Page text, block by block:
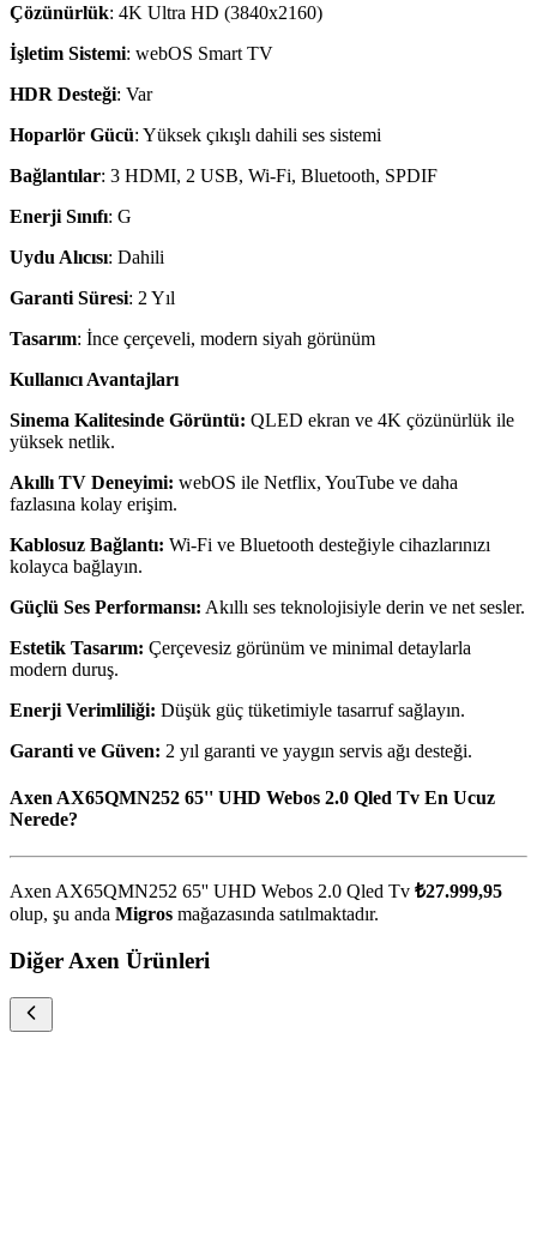
Çözünürlük: 4K Ultra HD (3840x2160)
İşletim Sistemi: webOS Smart TV
HDR Desteği: Var
Hoparlör Gücü: Yüksek çıkışlı dahili ses sistemi
Bağlantılar: 3 HDMI, 2 USB, Wi-Fi, Bluetooth, SPDIF
Enerji Sınıfı: G
Uydu Alıcısı: Dahili
Garanti Süresi: 2 Yıl
Tasarım: İnce çerçeveli, modern siyah görünüm
Kullanıcı Avantajları
Sinema Kalitesinde Görüntü: QLED ekran ve 4K çözünürlük ile
yüksek netlik.
Akıllı TV Deneyimi: webOS ile Netflix, YouTube ve daha
fazlasına kolay erişim.
Kablosuz Bağlantı: Wi-Fi ve Bluetooth desteğiyle cihazlarınızı
kolayca bağlayın.
Güçlü Ses Performansı: Akıllı ses teknolojisiyle derin ve net sesler.
Estetik Tasarım: Çerçevesiz görünüm ve minimal detaylarla
modern duruş.
Enerji Verimliliği: Düşük güç tüketimiyle tasarruf sağlayın.
Garanti ve Güven: 2 yıl garanti ve yaygın servis ağı desteği.
Axen AX65QMN252 65'' UHD Webos 2.0 Qled Tv En Ucuz
Nerede?
Axen AX65QMN252 65'' UHD Webos 2.0 Qled Tv ₺27.999,95
olup, şu anda Migros mağazasında satılmaktadır.
Diğer Axen Ürünleri